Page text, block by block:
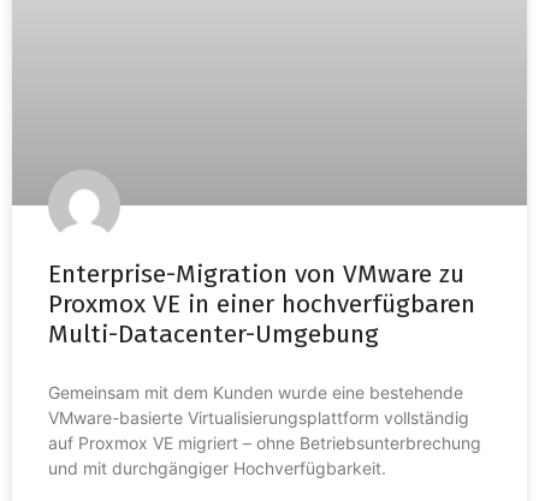
Enterprise-Migration von VMware zu
Proxmox VE in einer hochverfügbaren
Multi-Datacenter-Umgebung
Gemeinsam mit dem Kunden wurde eine bestehende
VMware-basierte Virtualisierungsplattform vollständig
auf Proxmox VE migriert – ohne Betriebsunterbrechung
und mit durchgängiger Hochverfügbarkeit.